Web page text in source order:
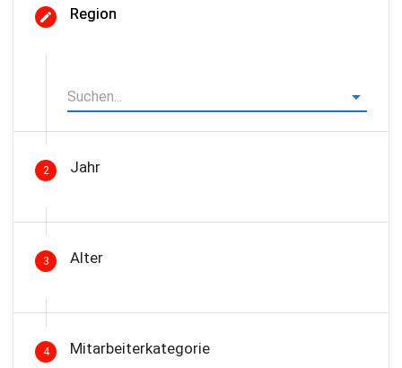
Region
2 Jahr
3 Alter
4 Mitarbeiterkategorie